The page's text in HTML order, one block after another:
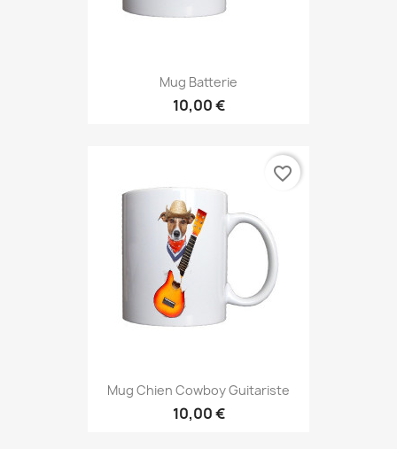
Mug Batterie
10,00 €
Mug Chien Cowboy Guitariste
10,00 €
favorite_border